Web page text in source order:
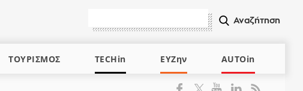
ΤΟΥΡΙΣΜΟΣ TECHin ΕΥΖην AUTOin